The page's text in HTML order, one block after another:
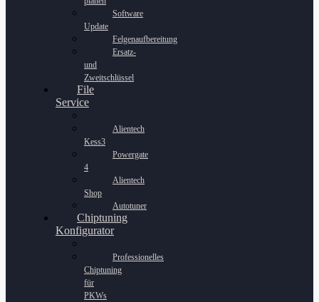
Software
Update
Felgenaufbereitung
Ersatz-
und
Zweitschlüssel
File
Service
Alientech
Kess3
Powergate
4
Alientech
Shop
Autotuner
Chiptuning
Konfigurator
Professionelles
Chiptuning
für
PKWs